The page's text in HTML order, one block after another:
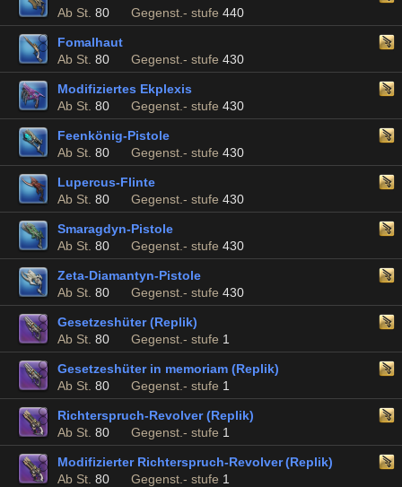
Ab St. 80 Gegenst.- stufe 440
Fomalhaut
Ab St. 80 Gegenst.- stufe 430
Modifiziertes Ekplexis
Ab St. 80 Gegenst.- stufe 430
Feenkönig-Pistole
Ab St. 80 Gegenst.- stufe 430
Lupercus-Flinte
Ab St. 80 Gegenst.- stufe 430
Smaragdyn-Pistole
Ab St. 80 Gegenst.- stufe 430
Zeta-Diamantyn-Pistole
Ab St. 80 Gegenst.- stufe 430
Gesetzeshüter (Replik)
Ab St. 80 Gegenst.- stufe 1
Gesetzeshüter in memoriam (Replik)
Ab St. 80 Gegenst.- stufe 1
Richterspruch-Revolver (Replik)
Ab St. 80 Gegenst.- stufe 1
Modifizierter Richterspruch-Revolver (Replik)
Ab St. 80 Gegenst.- stufe 1